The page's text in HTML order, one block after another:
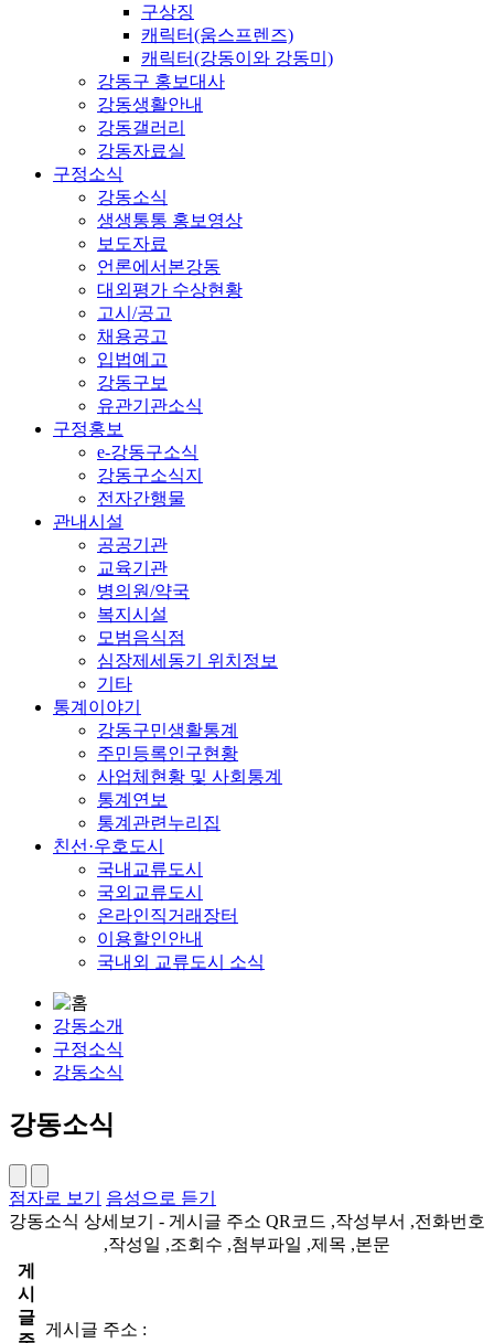
구상징
캐릭터(움스프렌즈)
캐릭터(강동이와 강동미)
강동구 홍보대사
강동생활안내
강동갤러리
강동자료실
구정소식
강동소식
생생통통 홍보영상
보도자료
언론에서본강동
대외평가 수상현황
고시/공고
채용공고
입법예고
강동구보
유관기관소식
구정홍보
e-강동구소식
강동구소식지
전자간행물
관내시설
공공기관
교육기관
병의원/약국
복지시설
모범음식점
심장제세동기 위치정보
기타
통계이야기
강동구민생활통계
주민등록인구현황
사업체현황 및 사회통계
통계연보
통계관련누리집
친선·우호도시
국내교류도시
국외교류도시
온라인직거래장터
이용할인안내
국내외 교류도시 소식
강동소개
구정소식
강동소식
강동소식
점자로 보기
음성으로 듣기
강동소식 상세보기 - 게시글 주소 QR코드 ,작성부서 ,전화번호
,작성일 ,조회수 ,첨부파일 ,제목 ,본문
게
시
글
게시글 주소 :